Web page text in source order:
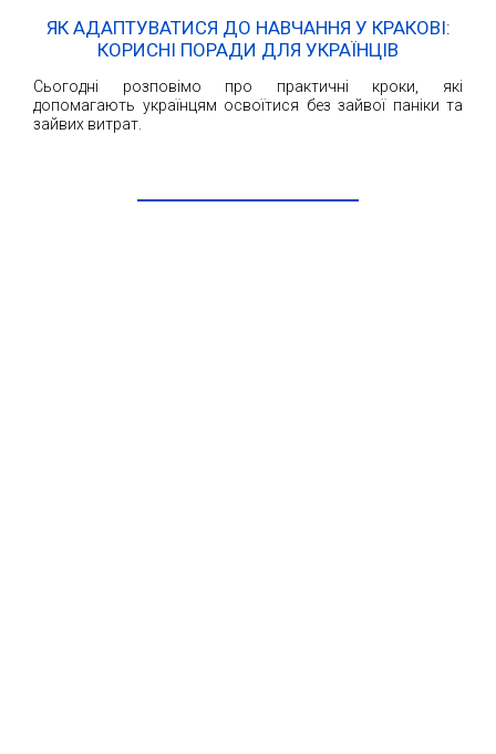
ЯК АДАПТУВАТИСЯ ДО НАВЧАННЯ У КРАКОВІ:
КОРИСНІ ПОРАДИ ДЛЯ УКРАЇНЦІВ
Сьогодні розповімо про практичні кроки, які
допомагають українцям освоїтися без зайвої паніки та
зайвих витрат.